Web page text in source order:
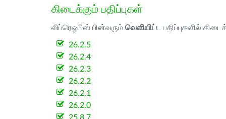
கிடைக்கும் பதிப்புகள்
லிப்ரெஓபிஸ் பின்வரும் வெளியிட்ட பதிப்புகளில்
26.2.5
26.2.4
26.2.3
26.2.2
26.2.1
26.2.0